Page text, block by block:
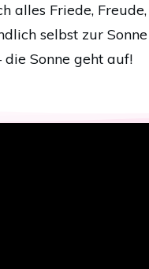
alles Friede,
selbst zur
Sonne geht auf!